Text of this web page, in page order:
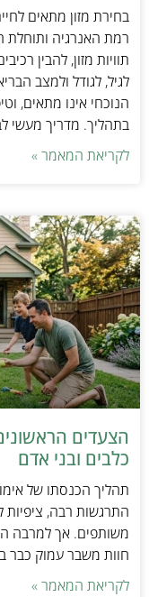
בחירת מזון מתאים
רמת האנרגיה
תוויות מזון, להבין
לגיל, לגודל ולמצב
הנוכחי אינו מתאים,
בתהליך. מדריך מעשי
לקריאת המאמר »
הצעדים
כלבים ובני אדם
תהליך הכנסתו של
התרגשות רבה, ציפיות
משותפים. אך למרבה
חוות משבר עמוק כבר
לקריאת המאמר »